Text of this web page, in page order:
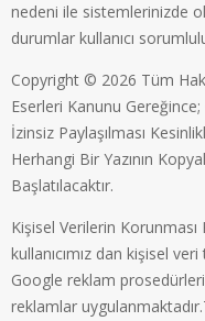
nedeni ile sistemlerinizde
durumlar kullanıcı
Copyright © 2026 Tüm
Eserleri Kanunu
İzinsiz Paylaşılması
Herhangi Bir Yazının
Başlatılacaktır.
Kişisel Verilerin
kullanıcımız dan kişisel
Google reklam
reklamlar